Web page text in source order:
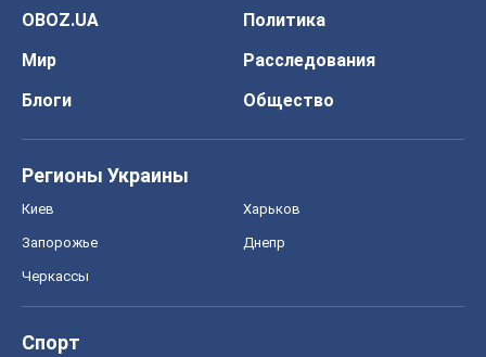
OBOZ.UA
Политика
Мир
Расследования
Блоги
Общество
Регионы Украины
Киев Харьков
Запорожье Днепр
Черкассы
Спорт